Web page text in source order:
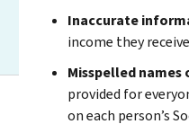
Inaccurate
income they
Misspelled names
provided for
on each person’s